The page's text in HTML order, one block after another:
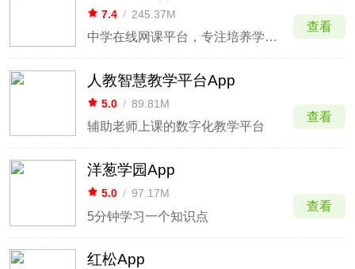
7.4 / 245.37M
中学在线网课平台，专注培养学生学习的底层能力
查看
人教智慧教学平台App
5.0 / 89.81M
辅助老师上课的数字化教学平台
查看
洋葱学园App
5.0 / 97.17M
5分钟学习一个知识点
查看
红松App